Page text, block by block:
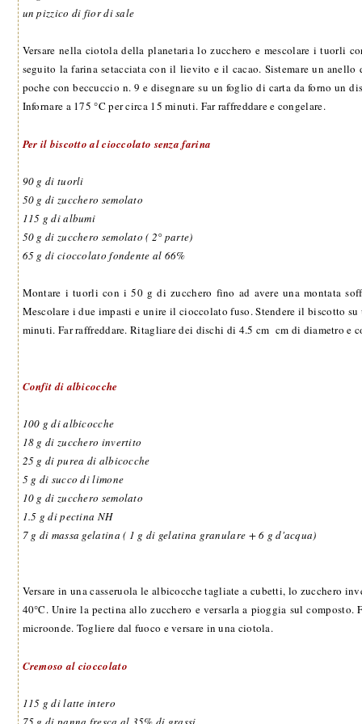
un pizzico di fior di sale
Versare nella ciotola della planetaria lo zucchero e mescolare i tuorli
seguito la farina setacciata con il lievito e il cacao. Sistemare un
poche con beccuccio n. 9 e disegnare su un foglio di carta da forno un
Infornare a 175 °C per circa 15 minuti. Far raffreddare e congelare.
Per il biscotto al cioccolato senza farina
90 g di tuorli
50 g di zucchero semolato
115 g di albumi
50 g di zucchero semolato ( 2° parte)
65 g di cioccolato fondente al 66%
Montare i tuorli con i 50 g di zucchero fino ad avere una montata
Mescolare i due impasti e unire il cioccolato fuso. Stendere il biscotto
minuti. Far raffreddare. Ritagliare dei dischi di 4.5 cm cm di diametro e
Confit di albicocche
100 g di albicocche
18 g di zucchero invertito
25 g di purea di albicocche
5 g di succo di limone
10 g di zucchero semolato
1.5 g di pectina NH
7 g di massa gelatina ( 1 g di gelatina granulare + 6 g d'acqua)
Versare in una casseruola le albicocche tagliate a cubetti, lo zucchero
40°C. Unire la pectina allo zucchero e versarla a pioggia sul
microonde. Togliere dal fuoco e versare in una ciotola.
Cremoso al cioccolato
115 g di latte intero